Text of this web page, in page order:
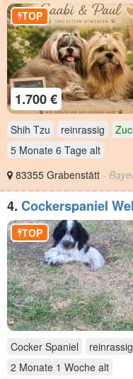
1.700 €
TOP
Shih Tzu reinrassig
5 Monate 6 Tage alt
83355 Grabenstätt -
4. Cockerspaniel
TOP
Cocker Spaniel
reinrassig
2 Monate 1 Woche alt